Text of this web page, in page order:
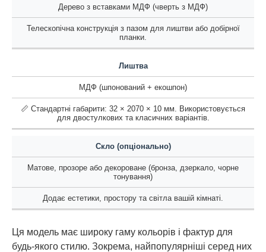
Дерево з вставками МДФ (чверть з МДФ)
Телескопічна конструкція з пазом для лиштви або добірної
планки.
Лиштва
МДФ (шпонований + екошпон)
📏 Стандартні габарити: 32 × 2070 × 10 мм. Використовується
для двостулкових та класичних варіантів.
Скло (опціонально)
Матове, прозоре або декороване (бронза, дзеркало, чорне
тонування)
Додає естетики, простору та світла вашій кімнаті.
Ця модель має широку гаму кольорів і фактур для
будь-якого стилю. Зокрема, найпопулярніші серед них